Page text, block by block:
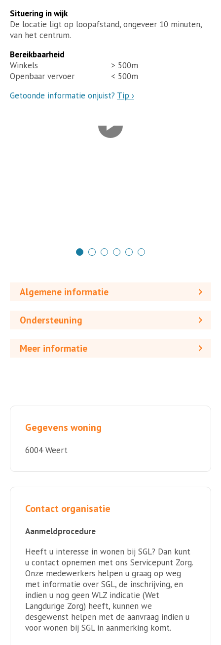
Situering in wijk
De locatie ligt op loopafstand, ongeveer 10 minuten,
van het centrum.
Bereikbaarheid
Winkels
> 500m
Openbaar vervoer
< 500m
Getoonde informatie onjuist? Tip ›
Algemene informatie
Ondersteuning
Meer informatie
Gegevens woning
6004 Weert
Contact organisatie
Aanmeldprocedure
Heeft u interesse in wonen bij SGL? Dan kunt
u contact opnemen met ons Servicepunt Zorg.
Onze medewerkers helpen u graag op weg
met informatie over SGL, de inschrijving, en
indien u nog geen WLZ indicatie (Wet
Langdurige Zorg) heeft, kunnen we
desgewenst helpen met de aanvraag indien u
voor wonen bij SGL in aanmerking komt.